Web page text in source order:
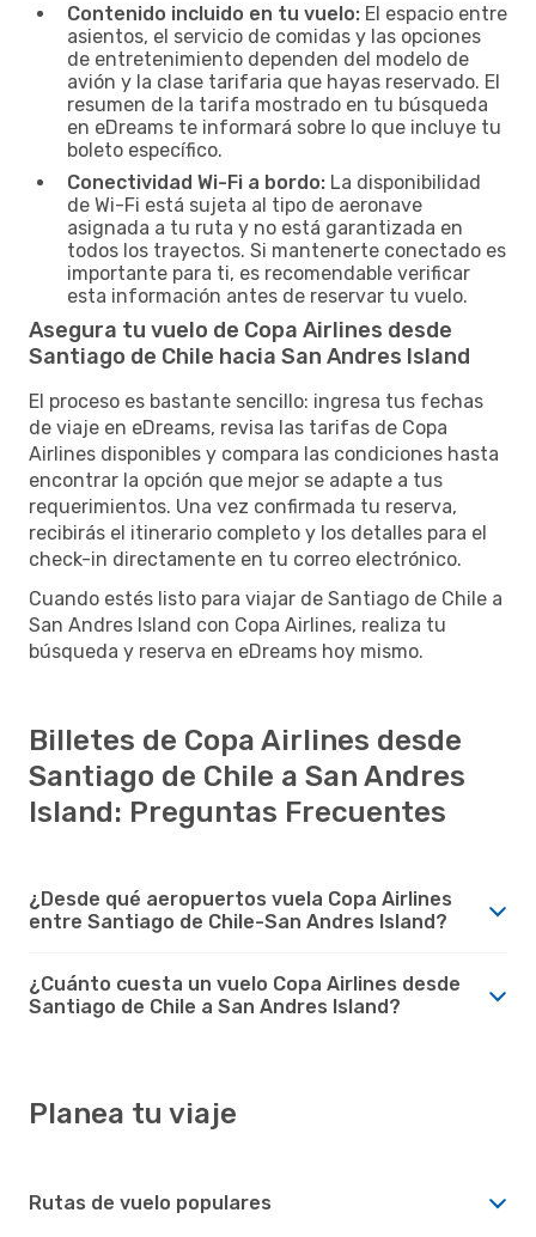
Contenido incluido en tu vuelo: El espacio entre
asientos, el servicio de comidas y las opciones
de entretenimiento dependen del modelo de
avión y la clase tarifaria que hayas reservado. El
resumen de la tarifa mostrado en tu búsqueda
en eDreams te informará sobre lo que incluye tu
boleto específico.
Conectividad Wi-Fi a bordo: La disponibilidad
de Wi-Fi está sujeta al tipo de aeronave
asignada a tu ruta y no está garantizada en
todos los trayectos. Si mantenerte conectado es
importante para ti, es recomendable verificar
esta información antes de reservar tu vuelo.
Asegura tu vuelo de Copa Airlines desde
Santiago de Chile hacia San Andres Island
El proceso es bastante sencillo: ingresa tus fechas
de viaje en eDreams, revisa las tarifas de Copa
Airlines disponibles y compara las condiciones hasta
encontrar la opción que mejor se adapte a tus
requerimientos. Una vez confirmada tu reserva,
recibirás el itinerario completo y los detalles para el
check-in directamente en tu correo electrónico.
Cuando estés listo para viajar de Santiago de Chile a
San Andres Island con Copa Airlines, realiza tu
búsqueda y reserva en eDreams hoy mismo.
Billetes de Copa Airlines desde
Santiago de Chile a San Andres
Island: Preguntas Frecuentes
¿Desde qué aeropuertos vuela Copa Airlines
entre Santiago de Chile-San Andres Island?
¿Cuánto cuesta un vuelo Copa Airlines desde
Santiago de Chile a San Andres Island?
Planea tu viaje
Rutas de vuelo populares